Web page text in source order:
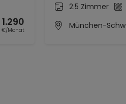
1.290
€/Monat
2.5 Zimmer
München-